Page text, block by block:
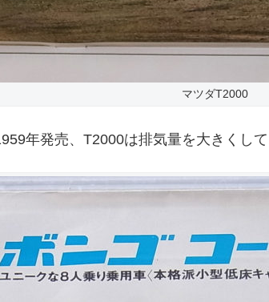
マツダT2000
年発売、T2000は排気量を大きくし